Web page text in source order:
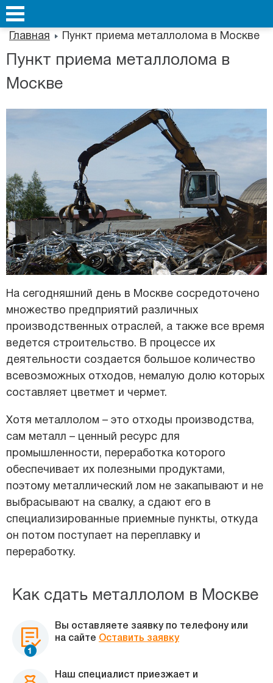
Главная Пункт приема металлолома в Москве
Пункт приема металлолома в
Москве
На сегодняшний день в Москве сосредоточено
множество предприятий различных
производственных отраслей, а также все время
ведется строительство. В процессе их
деятельности создается большое количество
всевозможных отходов, немалую долю которых
составляет цветмет и чермет.
Хотя металлолом – это отходы производства,
сам металл – ценный ресурс для
промышленности, переработка которого
обеспечивает их полезными продуктами,
поэтому металлический лом не закапывают и не
выбрасывают на свалку, а сдают его в
специализированные приемные пункты, откуда
он потом поступает на переплавку и
переработку.
Как сдать металлолом в Москве
Вы оставляете заявку по телефону или
на сайте Оставить заявку
Наш специалист приезжает и